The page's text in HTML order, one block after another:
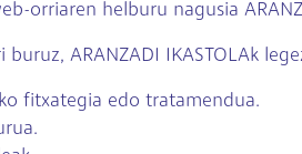
orriaren helburu nagusia
buruz, ARANZADI IKASTOLAk
fitxategia edo tratamendua.